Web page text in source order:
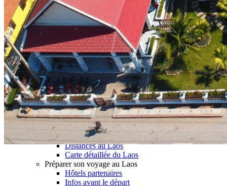
Nature
Luxe
Où et quand partir ?
Printemps
Eté
Automne
Hiver
Infos pratiques
Le Laos & ses secrets
Présentation du Laos
Météo et climat au Laos
Histoire du Laos
Le Laos vu du ciel
Meilleurs restaurants au Laos
Festivals au Laos
Distances au Laos
Carte détaillée du Laos
Préparer son voyage au Laos
Hôtels partenaires
Infos avant le départ